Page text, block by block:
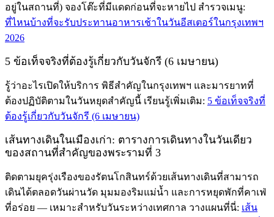
อยู่ในสถานที่) จองโต๊ะที่มีแดดก่อนที่จะหายไป สำรวจเมนู:
ที่ไหนบ้างที่จะรับประทานอาหารเช้าในวันอีสเตอร์ในกรุงเทพฯ
2026
5 ข้อเท็จจริงที่ต้องรู้เกี่ยวกับวันจักรี (6 เมษายน)
รู้ว่าอะไรเปิดให้บริการ พิธีสำคัญในกรุงเทพฯ และมารยาทที่
ต้องปฏิบัติตามในวันหยุดสำคัญนี้ เรียนรู้เพิ่มเติม: 5 ข้อเท็จจริงที่
ต้องรู้เกี่ยวกับวันจักรี (6 เมษายน)
เส้นทางเดินในเมืองเก่า: ตารางการเดินทางในวันเดียว
ของสถานที่สำคัญของพระรามที่ 3
ติดตามยุครุ่งเรืองของรัตนโกสินทร์ด้วยเส้นทางเดินที่สามารถ
เดินได้ตลอดวันผ่านวัด มุมมองริมแม่น้ำ และการหยุดพักที่คาเฟ่
ที่อร่อย — เหมาะสำหรับวันระหว่างเทศกาล วางแผนที่นี่: เส้น